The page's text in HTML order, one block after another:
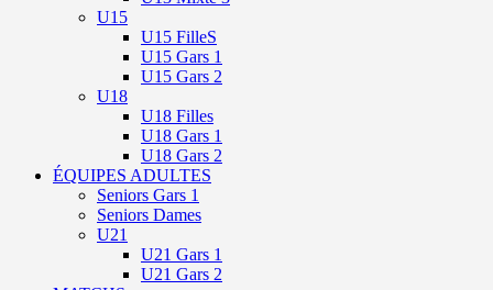
U15
U15 FilleS
U15 Gars 1
U15 Gars 2
U18
U18 Filles
U18 Gars 1
U18 Gars 2
ÉQUIPES ADULTES
Seniors Gars 1
Seniors Dames
U21
U21 Gars 1
U21 Gars 2